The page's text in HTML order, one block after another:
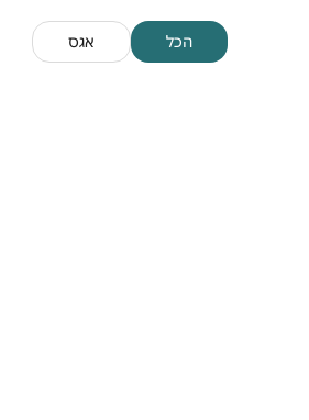
הכל אגס